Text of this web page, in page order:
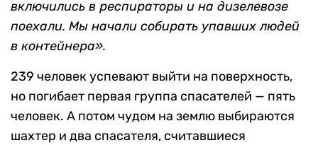
включились в респираторы и на дизелевозе
поехали. Мы начали собирать упавших людей
в контейнера».
239 человек успевают выйти на поверхность,
но погибает первая группа спасателей — пять
человек. А потом чудом на землю выбираются
шахтер и два спасателя, считавшиеся